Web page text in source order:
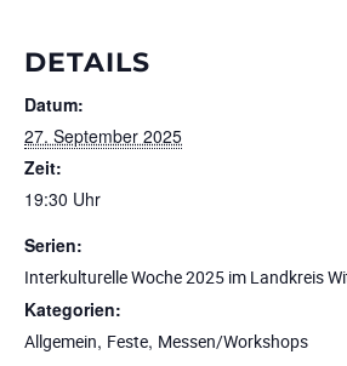
DETAILS
Datum:
27. September 2025
Zeit:
19:30 Uhr
Serien:
Interkulturelle Woche 2025 im Landkreis
Kategorien:
Allgemein, Feste, Messen/Workshops